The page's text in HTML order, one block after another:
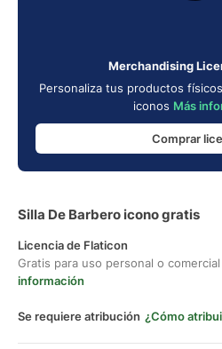
Merchandising
Personaliza tus productos
iconos Más
Comprar
Silla De Barbero icono gratis
Licencia de Flaticon
Gratis para uso personal o
información
Se requiere atribución ¿Cómo